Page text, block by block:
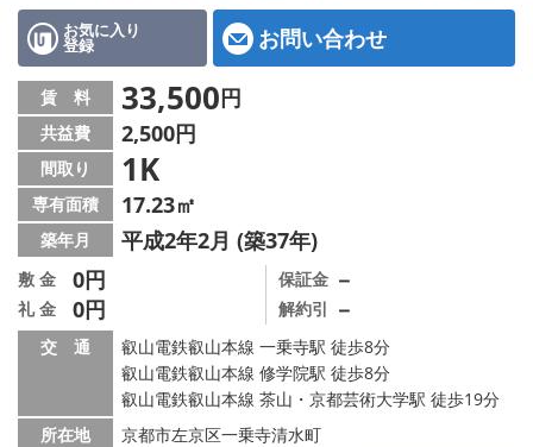
IT重説について
スタッフ紹介
賃貸管理の北白川店
店舗情報·アクセス
会社概要
メールでお問い合わせ
お気に入り
登録 お問い合わせ
賃 料 33,500円
共益費 2,500円
間取り 1K
専有面積 17.23㎡
築年月 平成2年2月 (築37年)
敷 金 0円
礼 金 0円
保証金 －
解約引 －
交 通
叡山電鉄叡山本線 一乗寺駅 徒歩8分
叡山電鉄叡山本線 修学院駅 徒歩8分
叡山電鉄叡山本線 茶山・京都芸術大学駅 徒歩19分
所在地
京都市左京区一乗寺清水町